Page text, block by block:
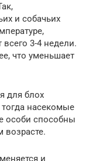
и собачьих
3-4 недели.
что уменьшает
для блох
тогда насекомые
особи способны
возрасте.
и